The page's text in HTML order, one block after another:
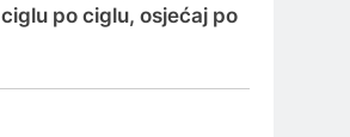
po ciglu, osjećaj po